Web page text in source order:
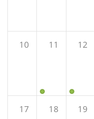
10 11 12
17 18 19